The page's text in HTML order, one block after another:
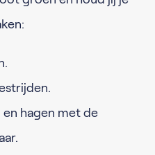
en hagen met de